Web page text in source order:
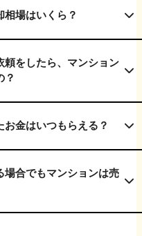
相場はいくら？
頼をしたら、マンション
？
金はいつもらえる？
場合でもマンションは売